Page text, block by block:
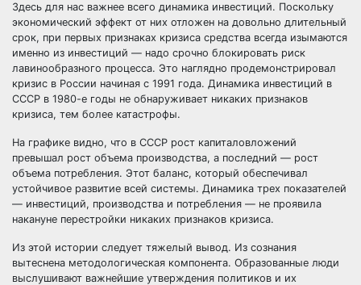
Здесь для нас важнее всего динамика инвестиций. Поскольку
экономический эффект от них отложен на довольно длительный
срок, при первых признаках кризиса средства всегда изымаются
именно из инвестиций — надо срочно блокировать риск
лавинообразного процесса. Это наглядно продемонстрировал
кризис в России начиная с 1991 года. Динамика инвестиций в
СССР в 1980-е годы не обнаруживает никаких признаков
кризиса, тем более катастрофы.
На графике видно, что в СССР рост капиталовложений
превышал рост объема производства, а последний — рост
объема потребления. Этот баланс, который обеспечивал
устойчивое развитие всей системы. Динамика трех показателей
— инвестиций, производства и потребления — не проявила
накануне перестройки никаких признаков кризиса.
Из этой истории следует тяжелый вывод. Из сознания
вытеснена методологическая компонента. Образованные люди
выслушивают важнейшие утверждения политиков и их